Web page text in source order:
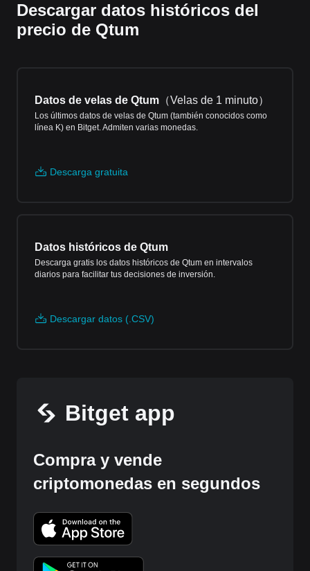
Descargar datos históricos del
precio de Qtum
Datos de velas de Qtum （Velas de 1 minuto）
Los últimos datos de velas de Qtum (también conocidos como
línea K) en Bitget. Admiten varias monedas.
Descarga gratuita
Datos históricos de Qtum
Descarga gratis los datos históricos de Qtum en intervalos
diarios para facilitar tus decisiones de inversión.
Descargar datos (.CSV)
Bitget app
Compra y vende
criptomonedas en segundos